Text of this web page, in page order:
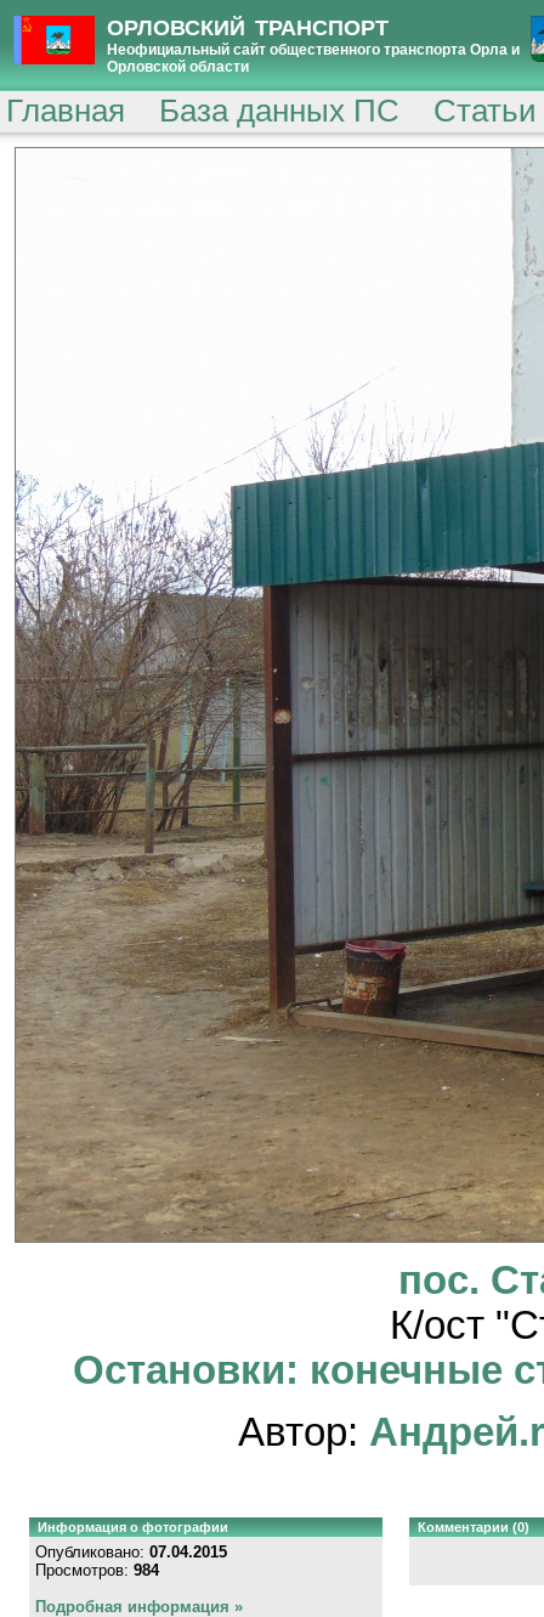
ОРЛОВСКИЙ ТРАНСПОРТ
Неофициальный сайт общественного транспорта Орла и
Орловской области
Главная База данных ПС
пос.
К/ост
Остановки: конечные
Автор:
Информация о фотографии
Опубликовано: 07.04.2015
Просмотров: 984
Подробная информация »
Комментарии (0)